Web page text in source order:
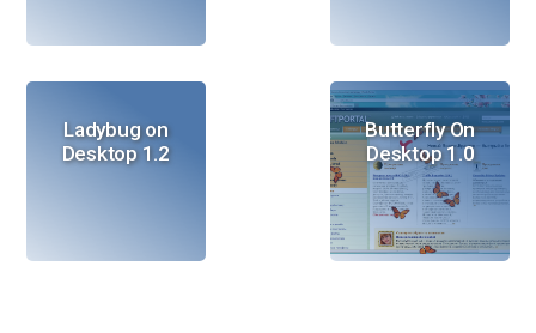
Ladybug on
Desktop 1.2
Butterfly On
Desktop 1.0